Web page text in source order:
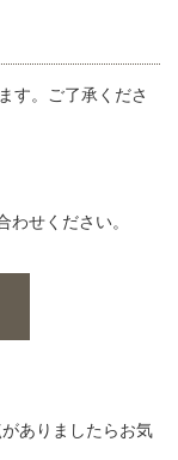
す。ご了承くださ
せください。
ありましたらお気